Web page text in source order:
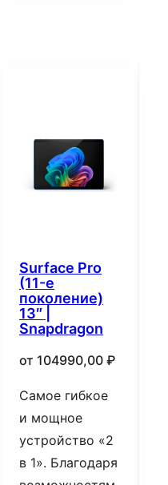
Surface Pro
(11-е
поколение)
13″ |
Snapdragon
от 104990,00 ₽
Самое гибкое
и мощное
устройство «2
в 1». Благодаря